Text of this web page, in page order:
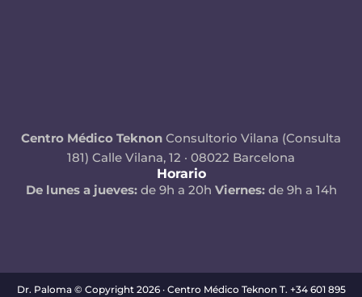
Centro Médico Teknon Consultorio Vilana (Consulta
181) Calle Vilana, 12 · 08022 Barcelona
Horario
De lunes a jueves:de 9h a 20h Viernes:de 9h a 14h
Dr. Paloma © Copyright 2026 · Centro Médico Teknon T. +34 601 895